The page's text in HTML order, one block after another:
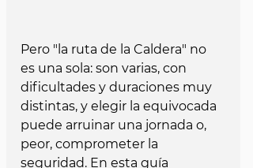
Pero "la ruta de la Caldera" no
es una sola: son varias, con
dificultades y duraciones muy
distintas, y elegir la equivocada
puede arruinar una jornada o,
peor, comprometer la
seguridad. En esta guía